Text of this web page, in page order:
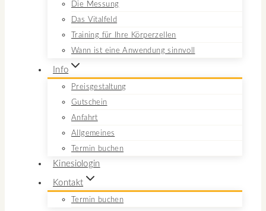
Die Messung
Das Vitalfeld
Training für Ihre Körperzellen
Wann ist eine Anwendung sinnvoll
Info
Preisgestaltung
Gutschein
Anfahrt
Allgemeines
Termin buchen
Kinesiologin
Kontakt
Termin buchen